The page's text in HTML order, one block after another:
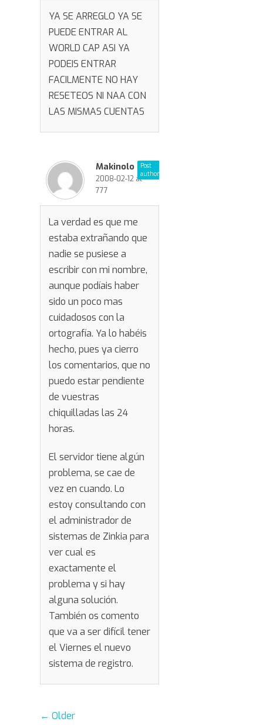
YA SE ARREGLO YA SE
PUEDE ENTRAR AL
WORLD CAP ASI YA
PODEIS ENTRAR
FACILMENTE NO HAY
RESETEOS NI NAA CON
LAS MISMAS CUENTAS
Makinolo
Post
author
2008-02-12 at
777
La verdad es que me
estaba extrañando que
nadie se pusiese a
escribir con mi nombre,
aunque podíais haber
sido un poco mas
cuidadosos con la
ortografía. Ya lo habéis
hecho, pues ya cierro
los comentarios, que no
puedo estar pendiente
de vuestras
chiquilladas las 24
horas.
El servidor tiene algún
problema, se cae de
vez en cuando. Lo
estoy consultando con
el administrador de
sistemas de Zinkia para
ver cual es
exactamente el
problema y si hay
alguna solución.
También os comento
que va a ser difícil tener
el Viernes el nuevo
sistema de registro.
Comment
← Older